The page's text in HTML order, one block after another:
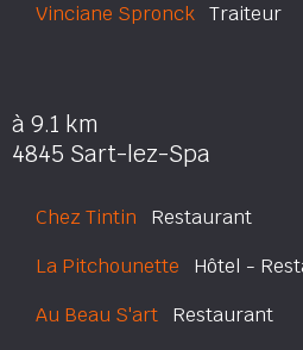
Vinciane Spronck Traiteur
à 9.1 km
4845 Sart-lez-Spa
Chez Tintin Restaurant
La Pitchounette Hôtel -
Au Beau S'art Restaurant